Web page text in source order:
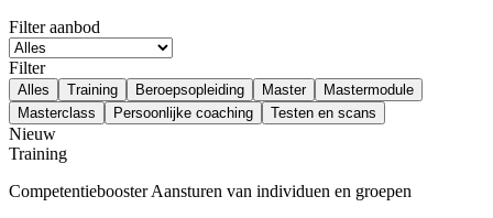
Filter aanbod
Filter
Alles Training Beroepsopleiding Master
Mastermodule
Masterclass
Persoonlijke coaching Testen en scans
Nieuw
Training
Competentiebooster Aansturen van individuen en groepen